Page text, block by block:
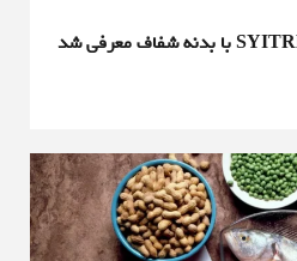
پخش‌کننده سی‌دی جدید SYITREN با بدنه شفاف معرفی شد